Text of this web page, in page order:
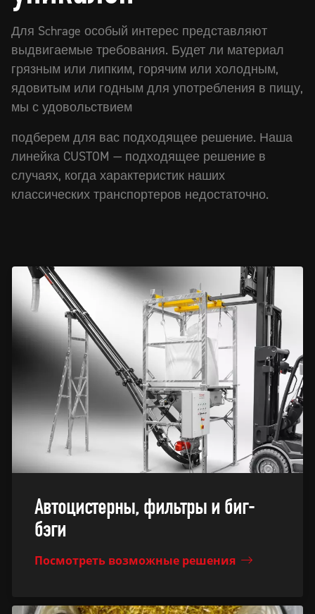
Для Schrage особый интерес представляют
выдвигаемые требования. Будет ли материал
грязным или липким, горячим или холодным,
ядовитым или годным для употребления в пищу,
мы с удовольствием
подберем для вас подходящее решение. Наша
линейка CUSTOM — подходящее решение в
случаях, когда характеристик наших
классических транспортеров недостаточно.
Автоцистерны, фильтры и биг-
бэги
Посмотреть возможные решения